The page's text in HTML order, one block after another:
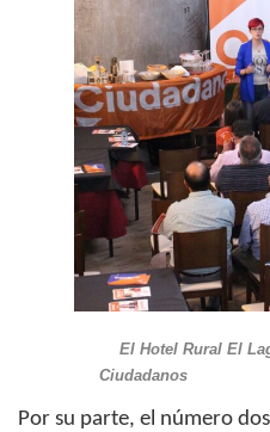
El Hotel Rural El
Ciudadanos
Por su parte, el número